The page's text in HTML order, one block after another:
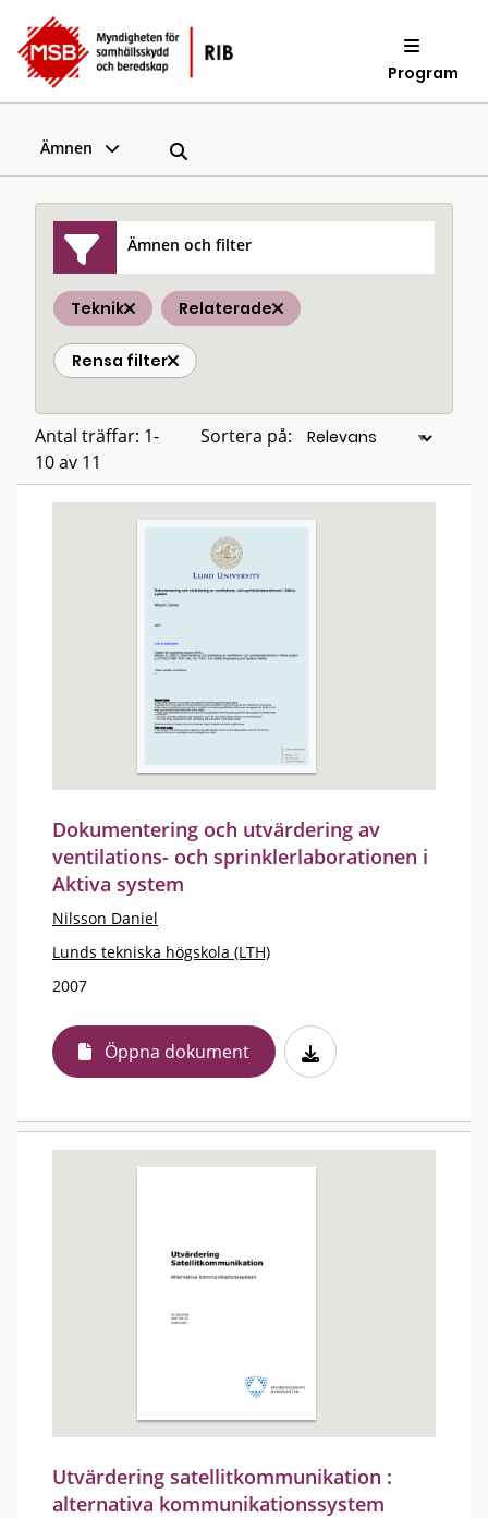
Program
Ämnen
Ämnen och filter
Teknik Relaterade
Rensa filter
Antal träffar: 1-
10 av 11
Sortera på:
Dokumentering och utvärdering av
ventilations- och sprinklerlaborationen i
Aktiva system
Nilsson Daniel
Lunds tekniska högskola (LTH)
2007
Öppna dokument
Utvärdering satellitkommunikation :
alternativa kommunikationssystem